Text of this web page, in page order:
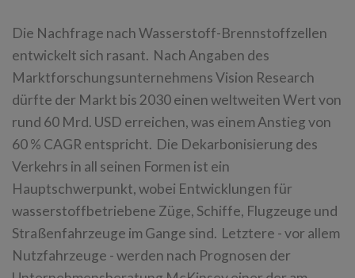
Die Nachfrage nach Wasserstoff-Brennstoffzellen
entwickelt sich rasant. Nach Angaben des
Marktforschungsunternehmens Vision Research
dürfte der Markt bis 2030 einen weltweiten Wert von
rund 60 Mrd. USD erreichen, was einem Anstieg von
60 % CAGR entspricht. Die Dekarbonisierung des
Verkehrs in all seinen Formen ist ein
Hauptschwerpunkt, wobei Entwicklungen für
wasserstoffbetriebene Züge, Schiffe, Flugzeuge und
Straßenfahrzeuge im Gange sind. Letztere - vor allem
Nutzfahrzeuge - werden nach Prognosen der